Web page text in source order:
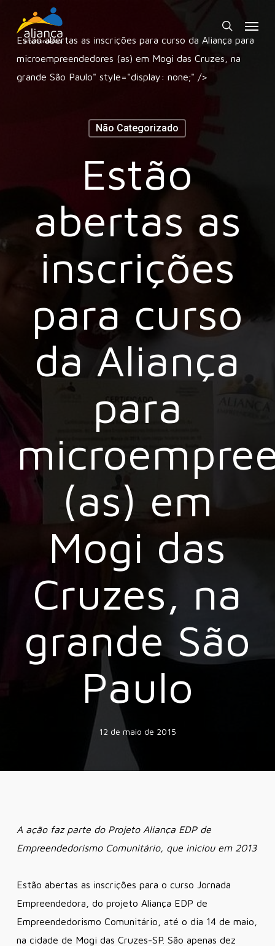
main
content
search
Estão abertas as inscrições para curso da Aliança para
microempreendedores (as) em Mogi das Cruzes, na
grande São Paulo" style="display: none;" />
Não Categorizado
Estão
abertas as
inscrições
para curso
da Aliança
para
(as) em
Mogi das
Cruzes, na
grande São
Paulo
12 de maio de 2015
A ação faz parte do Projeto Aliança EDP de
Empreendedorismo Comunitário, que iniciou em 2013
Estão abertas as inscrições para o curso Jornada
Empreendedora, do projeto Aliança EDP de
Empreendedorismo Comunitário, até o dia 14 de maio,
na cidade de Mogi das Cruzes-SP. São apenas dez